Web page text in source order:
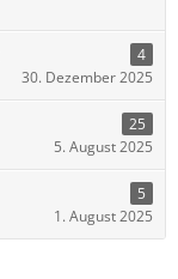
4
30. Dezember 2025
25
5. August 2025
5
1. August 2025